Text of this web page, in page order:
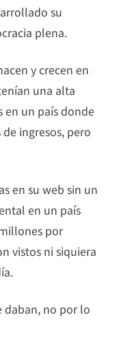
su
plena.
y crecen en
una alta
en un país donde
ingresos, pero
en su web sin un
en un país
por
vistos ni siquiera
daban, no por lo